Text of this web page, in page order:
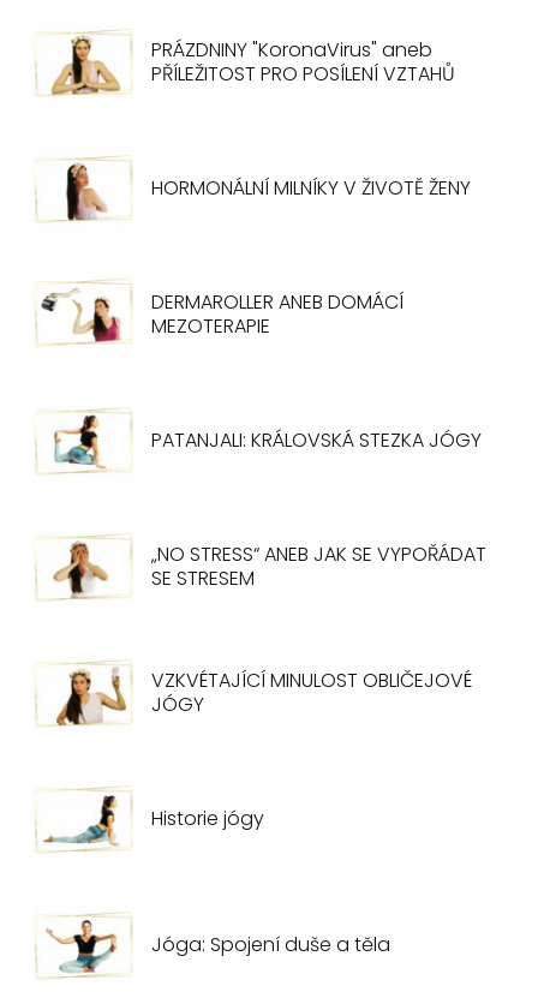
PRÁZDNINY "KoronaVirus" aneb
PŘÍLEŽITOST PRO POSÍLENÍ VZTAHŮ
HORMONÁLNÍ MILNÍKY V ŽIVOTĚ ŽENY
DERMAROLLER ANEB DOMÁCÍ
MEZOTERAPIE
PATANJALI: KRÁLOVSKÁ STEZKA JÓGY
„NO STRESS“ ANEB JAK SE VYPOŘÁDAT
SE STRESEM
VZKVÉTAJÍCÍ MINULOST OBLIČEJOVÉ
JÓGY
Historie jógy
Jóga: Spojení duše a těla